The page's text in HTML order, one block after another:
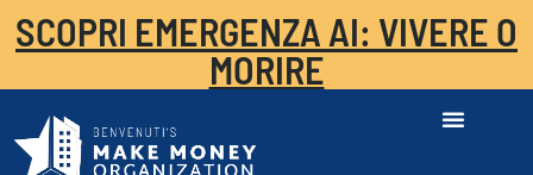
SCOPRI EMERGENZA AI: VIVERE O
MORIRE